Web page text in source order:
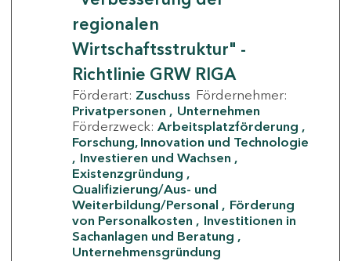
regionalen
Wirtschaftsstruktur" -
Richtlinie GRW RIGA
Förderart: Zuschuss Fördernehmer:
Privatpersonen
Unternehmen
Förderzweck: Arbeitsplatzförderung
Forschung, Innovation und Technologie
Investieren und Wachsen
Existenzgründung
Qualifizierung/Aus- und
Weiterbildung/Personal
Förderung
von Personalkosten
Investitionen in
Sachanlagen und Beratung
Unternehmensgründung